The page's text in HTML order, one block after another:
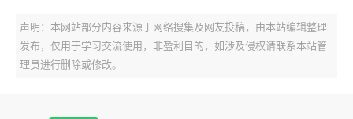
声明：本网站部分内容来源于网络搜集及网友投稿，由本站编辑整理
发布，仅用于学习交流使用，非盈利目的，如涉及侵权请联系本站管
理员进行删除或修改。